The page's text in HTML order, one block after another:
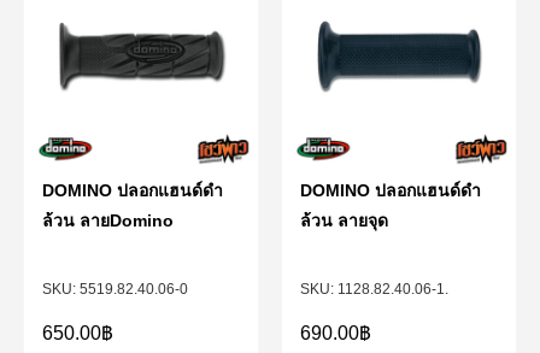
5519.82.40.06-0
DOMINO ปลอกแฮนด์ดำ
ล้วน ลายDomino
650.00฿
1128.82.40.06-1.
DOMINO ปลอกแฮนด์ดำ
ล้วน ลายจุด
690.00฿